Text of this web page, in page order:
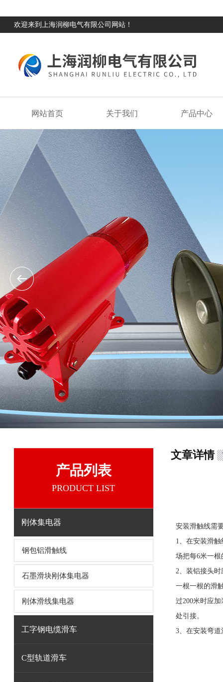
欢迎来到上海润柳电气有限公司网站！
网站首页 关于我们 产品中心
产品列表
PRODUCT LIST
刚体集电器
钢包铝滑触线
石墨滑块刚体集电器
刚体滑线集电器
工字钢电缆滑车
C型轨道滑车
文章详情
安装滑触线需
1、在安装滑
场把每6米一
2、装铝接头
一根一根的滑
过200米时应
处引接。
3、在安装弯